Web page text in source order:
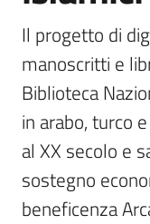
Contatti
Seguici
su
Il progetto di
manoscritti e
Biblioteca
in arabo, turco
al XX secolo e
sostegno
beneficenza